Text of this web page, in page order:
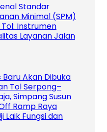
Standar
Minimal (SPM)
Instrumen
Layanan Jalan
Baru Akan Dibuka
Tol Serpong–
Simpang Susun
Ramp Raya
Laik Fungsi dan